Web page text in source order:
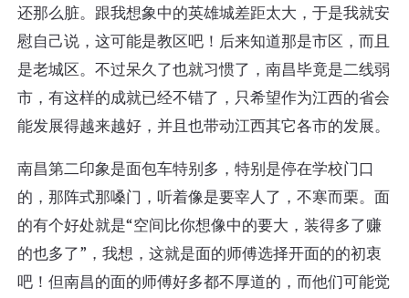
还那么脏。跟我想象中的英雄城差距太大，于是我就安
慰自己说，这可能是教区吧！后来知道那是市区，而且
是老城区。不过呆久了也就习惯了，南昌毕竟是二线弱
市，有这样的成就已经不错了，只希望作为江西的省会
能发展得越来越好，并且也带动江西其它各市的发展。
南昌第二印象是面包车特别多，特别是停在学校门口
的，那阵式那嗓门，听着像是要宰人了，不寒而栗。面
的有个好处就是“空间比你想像中的要大，装得多了赚
的也多了”，我想，这就是面的师傅选择开面的的初衷
吧！但南昌的面的师傅好多都不厚道的，而他们可能觉